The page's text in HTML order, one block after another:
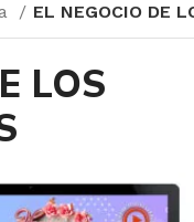
EL NEGOCIO DE
LOS